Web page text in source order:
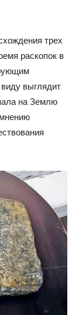
трех
раскопок в
выглядит
на Землю